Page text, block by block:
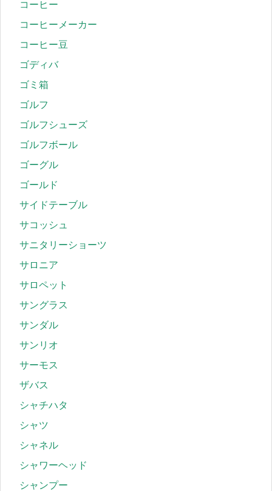
コーヒー
コーヒーメーカー
コーヒー豆
ゴディバ
ゴミ箱
ゴルフ
ゴルフシューズ
ゴルフボール
ゴーグル
ゴールド
サイドテーブル
サコッシュ
サニタリーショーツ
サロニア
サロペット
サングラス
サンダル
サンリオ
サーモス
ザバス
シャチハタ
シャツ
シャネル
シャワーヘッド
シャンプー